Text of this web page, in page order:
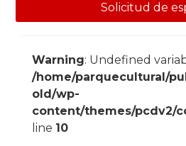
Solicitud de
Warning: Undefined
/home/parquecultural/
old/wp-
content/themes/pcdv2/
line 10